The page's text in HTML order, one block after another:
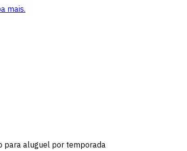
mais.
para aluguel por temporada